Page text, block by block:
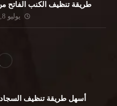
طريقة تنظيف الكنب الفاتح
يوليو 8, 2026
أسهل طريقة تنظيف